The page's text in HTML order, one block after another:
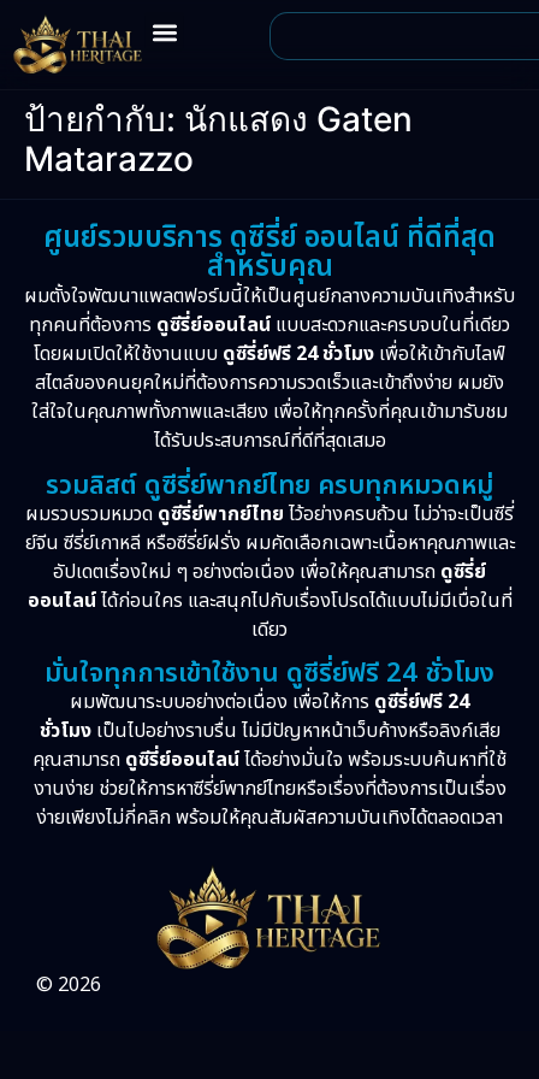
ป้ายกำกับ: นักแสดง Gaten
Matarazzo
ศูนย์รวมบริการ ดูซีรี่ย์ ออนไลน์ ที่ดีที่สุด
สำหรับคุณ
ผมตั้งใจพัฒนาแพลตฟอร์มนี้ให้เป็นศูนย์กลางความบันเทิงสำหรับ
ทุกคนที่ต้องการ ดูซีรี่ย์ออนไลน์ แบบสะดวกและครบจบในที่เดียว
โดยผมเปิดให้ใช้งานแบบ ดูซีรี่ย์ฟรี 24 ชั่วโมง เพื่อให้เข้ากับไลฟ์
สไตล์ของคนยุคใหม่ที่ต้องการความรวดเร็วและเข้าถึงง่าย ผมยัง
ใส่ใจในคุณภาพทั้งภาพและเสียง เพื่อให้ทุกครั้งที่คุณเข้ามารับชม
ได้รับประสบการณ์ที่ดีที่สุดเสมอ
รวมลิสต์ ดูซีรี่ย์พากย์ไทย ครบทุกหมวดหมู่
ผมรวบรวมหมวด ดูซีรี่ย์พากย์ไทย ไว้อย่างครบถ้วน ไม่ว่าจะเป็นซีรี่
ย์จีน ซีรี่ย์เกาหลี หรือซีรี่ย์ฝรั่ง ผมคัดเลือกเฉพาะเนื้อหาคุณภาพและ
อัปเดตเรื่องใหม่ ๆ อย่างต่อเนื่อง เพื่อให้คุณสามารถ ดูซีรี่ย์
ออนไลน์ได้ก่อนใคร และสนุกไปกับเรื่องโปรดได้แบบไม่มีเบื่อในที่
เดียว
มั่นใจทุกการเข้าใช้งาน ดูซีรี่ย์ฟรี 24 ชั่วโมง
ผมพัฒนาระบบอย่างต่อเนื่อง เพื่อให้การ ดูซีรี่ย์ฟรี 24
ชั่วโมงเป็นไปอย่างราบรื่น ไม่มีปัญหาหน้าเว็บค้างหรือลิงก์เสีย
คุณสามารถ ดูซีรี่ย์ออนไลน์ได้อย่างมั่นใจ พร้อมระบบค้นหาที่ใช้
งานง่าย ช่วยให้การหาซีรี่ย์พากย์ไทยหรือเรื่องที่ต้องการเป็นเรื่อง
ง่ายเพียงไม่กี่คลิก พร้อมให้คุณสัมผัสความบันเทิงได้ตลอดเวลา
© 2026